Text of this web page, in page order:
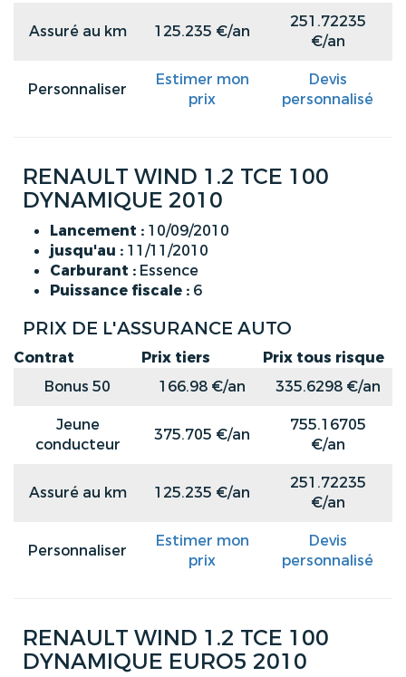
Assuré au km 125.235 €/an
251.72235
€/an
Personnaliser
Estimer mon
prix
Devis
personnalisé
RENAULT WIND 1.2 TCE 100
DYNAMIQUE 2010
Lancement : 10/09/2010
jusqu'au : 11/11/2010
Carburant : Essence
Puissance fiscale : 6
PRIX DE L'ASSURANCE AUTO
Contrat Prix tiers
Prix tous risque
Bonus 50
166.98 €/an
335.6298 €/an
Jeune
conducteur
375.705 €/an
755.16705
€/an
Assuré au km 125.235 €/an
251.72235
€/an
Personnaliser
Estimer mon
prix
Devis
personnalisé
RENAULT WIND 1.2 TCE 100
DYNAMIQUE EURO5 2010